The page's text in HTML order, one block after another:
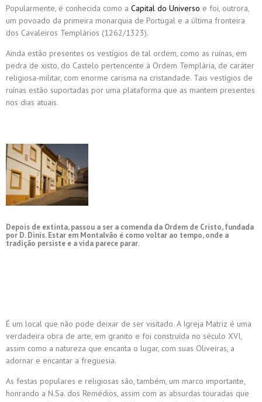
Popularmente, é conhecida como a Capital do Universo e foi, outrora,
um povoado da primeira monarquia de Portugal e a última fronteira
dos Cavaleiros Templários (1262/1323).
Ainda estão presentes os vestígios de tal ordem, como as ruínas, em
pedra de xisto, do Castelo pertencente à Ordem Templária, de caráter
religiosa-militar, com enorme carisma na cristandade. Tais vestígios de
ruínas estão suportadas por uma plataforma que as mantem presentes
nos dias atuais.
Depois de extinta, passou a ser a comenda da Ordem de Cristo, fundada
por D. Dinis. Estar em Montalvão é como voltar ao tempo, onde a
tradição persiste e a vida parece parar.
É um local que não pode deixar de ser visitado. A Igreja Matriz é uma
verdadeira obra de arte, em granito e foi construída no século XVI,
assim como a natureza que encanta o lugar, com suas Oliveiras, a
adornar e encantar a freguesia.
As festas populares e religiosas são, também, um marco importante,
honrando a N.Sa. dos Remédios, assim com as absurdas touradas que